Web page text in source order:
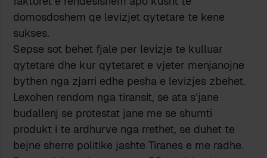
domosdoshem qe levizjet qytetare te kene
sukses.
Sepse sot behet fjale per levizje te kulluar
qytetare dhe kur qytetaret e vjeter menjanojne
bythen nga zjarri edhe pesha e levizjes zbehet.
Lexohen rendom nga tiransit, se ata s’jane
budallenj se protestat jane me se shumti
produkt i te ardhurve nga rrethet, se duhet te
bejne sherre politike jashte Tiranes e me radhe.